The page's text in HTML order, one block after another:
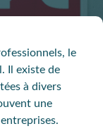
le
Il existe de
à divers
une